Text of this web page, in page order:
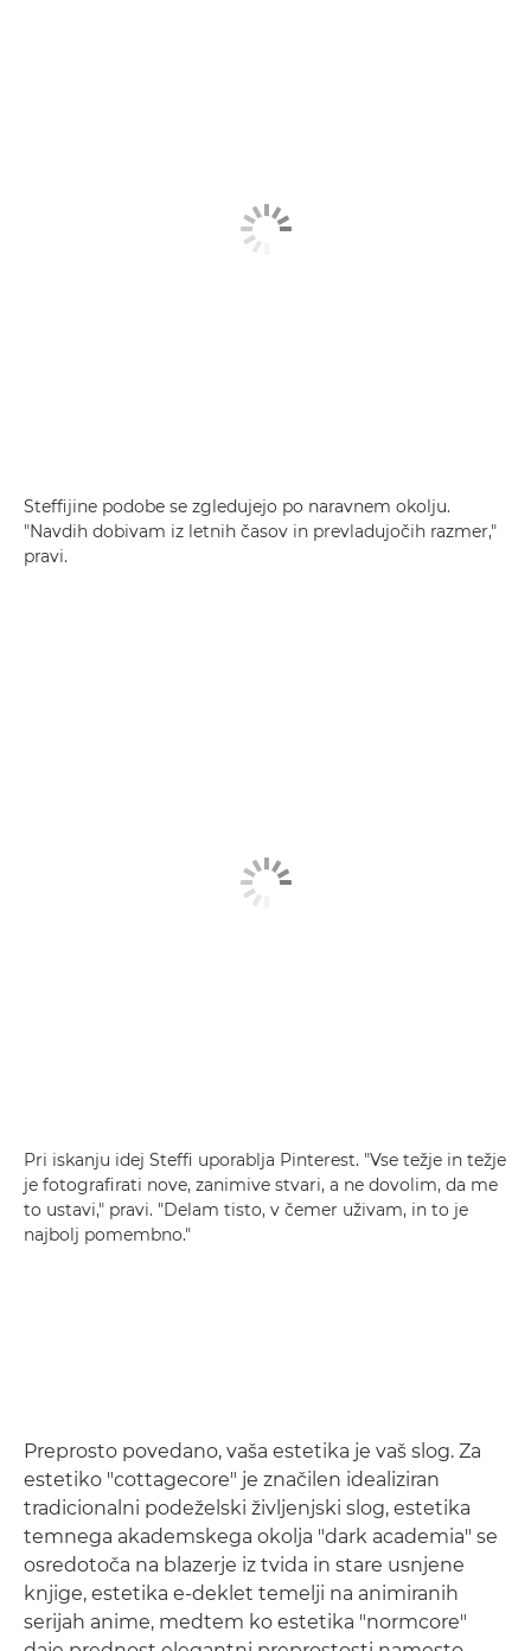
Steffijine podobe se zgledujejo po naravnem okolju.
"Navdih dobivam iz letnih časov in prevladujočih razmer,"
pravi.
Pri iskanju idej Steffi uporablja Pinterest. "Vse težje in težje
je fotografirati nove, zanimive stvari, a ne dovolim, da me
to ustavi," pravi. "Delam tisto, v čemer uživam, in to je
najbolj pomembno."
Preprosto povedano, vaša estetika je vaš slog. Za
estetiko "cottagecore" je značilen idealiziran
tradicionalni podeželski življenjski slog, estetika
temnega akademskega okolja "dark academia" se
osredotoča na blazerje iz tvida in stare usnjene
knjige, estetika e-deklet temelji na animiranih
serijah anime, medtem ko estetika "normcore"